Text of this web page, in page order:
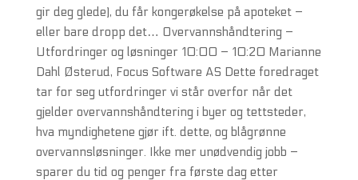
gir deg glede), du får kongerøkelse på apoteket –
eller bare dropp det… Overvannshåndtering –
Utfordringer og løsninger 10:00 – 10:20 Marianne
Dahl Østerud, Focus Software AS Dette foredraget
tar for seg utfordringer vi står overfor når det
gjelder overvannshåndtering i byer og tettsteder,
hva myndighetene gjør ift. dette, og blågrønne
overvannsløsninger. Ikke mer unødvendig jobb –
sparer du tid og penger fra første dag etter